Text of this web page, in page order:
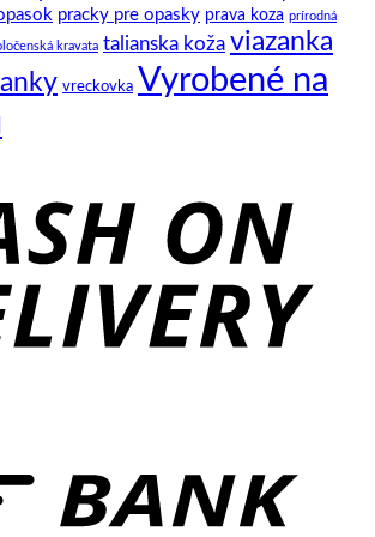
pracky pre opasky prava koza prírodná
kravata talianska koža viazanka
vreckovka Vyrobené na